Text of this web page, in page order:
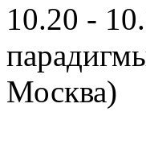
10.20 -
Москва)